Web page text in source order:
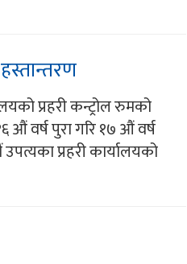
प्रहरी कन्ट्रोल रुमको
वर्ष पुरा गरि १७ औं वर्ष
प्रहरी कार्यालयको